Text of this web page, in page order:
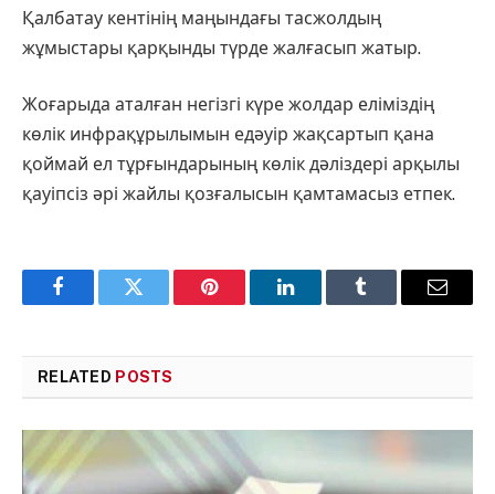
Қалбатау кентінің маңындағы тасжолдың
жұмыстары қарқынды түрде жалғасып жатыр.
Жоғарыда аталған негізгі күре жолдар еліміздің
көлік инфрақұрылымын едәуір жақсартып қана
қоймай ел тұрғындарының көлік дәліздері арқылы
қауіпсіз әрі жайлы қозғалысын қамтамасыз етпек.
FacebookTwitter Pinterest LinkedInTumblr Email
RELATED POSTS